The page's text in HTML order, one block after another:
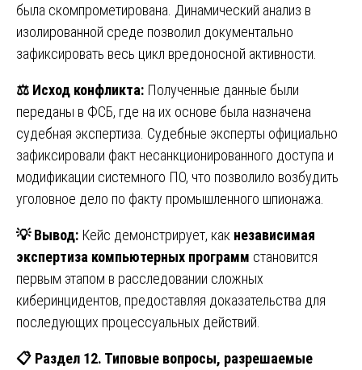
была скомпрометирована. Динамический анализ в
изолированной среде позволил документально
зафиксировать весь цикл вредоносной активности.
⚖️ Исход конфликта: Полученные данные были
переданы в ФСБ, где на их основе была назначена
судебная экспертиза. Судебные эксперты официально
зафиксировали факт несанкционированного доступа и
модификации системного ПО, что позволило возбудить
уголовное дело по факту промышленного шпионажа.
💡Вывод: Кейс демонстрирует, как независимая
экспертиза компьютерных программ становится
первым этапом в расследовании сложных
киберинцидентов, предоставляя доказательства для
последующих процессуальных действий.
📋 Раздел 12. Типовые вопросы, разрешаемые